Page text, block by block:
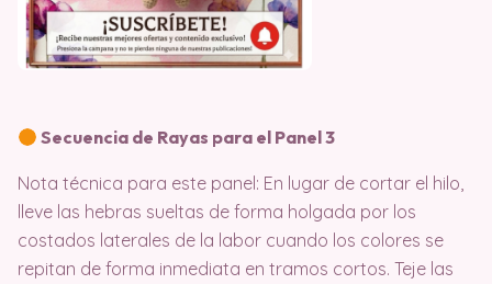
Secuencia de Rayas para el Panel 3
Nota técnica para este panel: En lugar de cortar el hilo,
lleve las hebras sueltas de forma holgada por los
costados laterales de la labor cuando los colores se
repitan de forma inmediata en tramos cortos. Teje las